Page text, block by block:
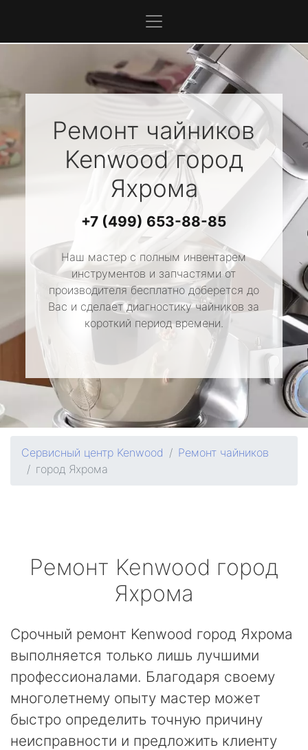
Ремонт чайников
Kenwoodгород
Яхрома
+7 (499) 653-88-85
Наш мастер с полным инвентарем
инструментов и запчастями от
производителя бесплатно доберется до
Вас и сделает диагностику чайников за
короткий период времени.
Сервисный центр Kenwood
Ремонт чайников
город Яхрома
Ремонт Kenwood город
Яхрома
Срочный ремонт Kenwood город Яхрома
выполняется только лишь лучшими
профессионалами. Благодаря своему
многолетнему опыту мастер может
быстро определить точную причину
неисправности и предложить клиенту